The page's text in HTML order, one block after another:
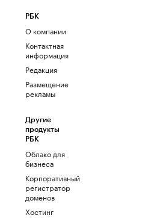
РБК
О компании
Контактная
информация
Редакция
Размещение
рекламы
Другие
продукты
РБК
Облако для
бизнеса
Корпоративный
регистратор
доменов
Хостинг